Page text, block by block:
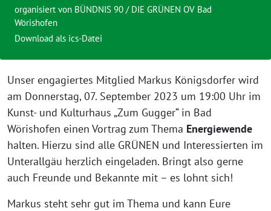
Unser engagiertes Mitglied Markus Königsdorfer wird
am Donnerstag, 07. September 2023 um 19:00 Uhr im
Kunst- und Kulturhaus „Zum Gugger“ in Bad
Wörishofen einen Vortrag zum Thema Energiewende
halten. Hierzu sind alle GRÜNEN und Interessierten im
Unterallgäu herzlich eingeladen. Bringt also gerne
auch Freunde und Bekannte mit – es lohnt sich!
Markus steht sehr gut im Thema und kann Eure
organisiert von BÜNDNIS 90 / DIE GRÜNEN OV Bad
Wörishofen
Download als ics-Datei